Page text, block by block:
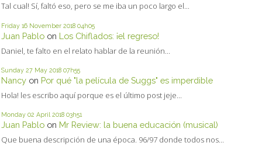
Tal cual! Sí, faltó eso, pero se me iba un poco largo el...
Friday 16 November 2018 04h05
Juan Pablo on Los Chiflados: ¡el regreso!
Daniel, te falto en el relato hablar de la reunión...
Sunday 27 May 2018 07h55
Nancy on Por qué "la película de Suggs" es imperdible
Hola! les escribo aquí porque es el último post jeje...
Monday 02 April 2018 03h51
Juan Pablo on Mr Review: la buena educación (musical)
Que buena descripción de una época. 96/97 donde todos nos...